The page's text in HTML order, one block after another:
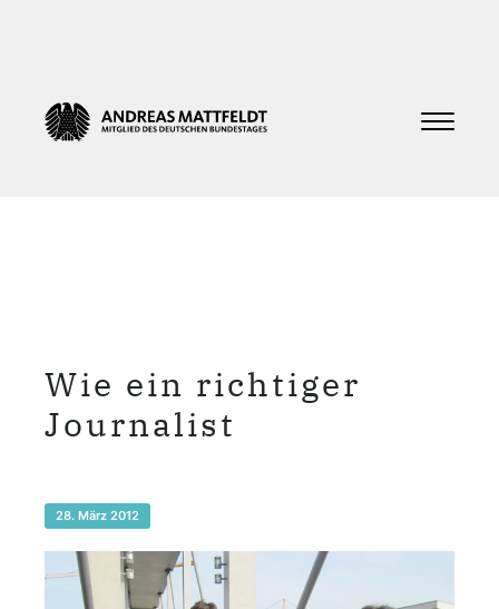
Wie ein richtiger
Journalist
28. März 2012